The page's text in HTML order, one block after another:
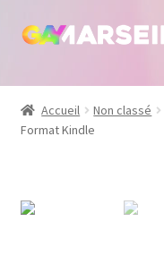
Aller
navigation
Aller
Boutique
Bijoux
Accueil Non classé
Format Kindle